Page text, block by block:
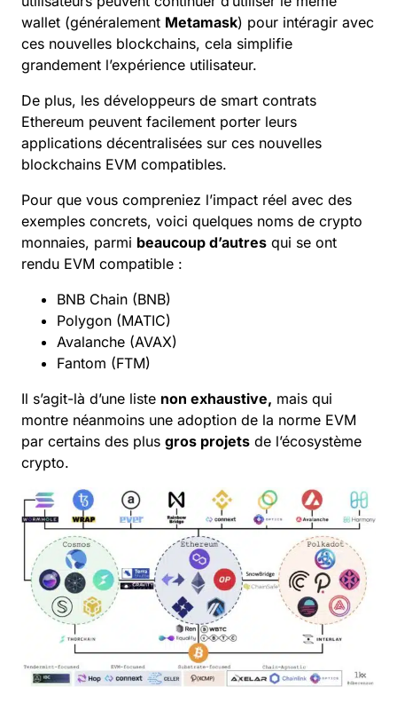
wallet (généralement Metamask) pour intéragir avec
ces nouvelles blockchains, cela simplifie
grandement l’expérience utilisateur.
De plus, les développeurs de smart contrats
Ethereum peuvent facilement porter leurs
applications décentralisées sur ces nouvelles
blockchains EVM compatibles.
Pour que vous compreniez l’impact réel avec des
exemples concrets, voici quelques noms de crypto
monnaies, parmi beaucoup d’autres qui se ont
rendu EVM compatible :
BNB Chain (BNB)
Polygon (MATIC)
Avalanche (AVAX)
Fantom (FTM)
Il s’agit-là d’une liste non exhaustive, mais qui
montre néanmoins une adoption de la norme EVM
par certains des plus gros projets de l’écosystème
crypto.